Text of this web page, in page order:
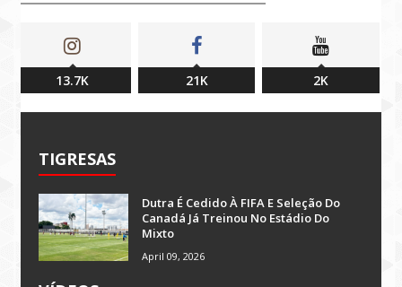
13.7K 21K 2K
TIGRESAS
Dutra É Cedido À FIFA E Seleção Do
Canadá Já Treinou No Estádio Do
Mixto
April 09, 2026